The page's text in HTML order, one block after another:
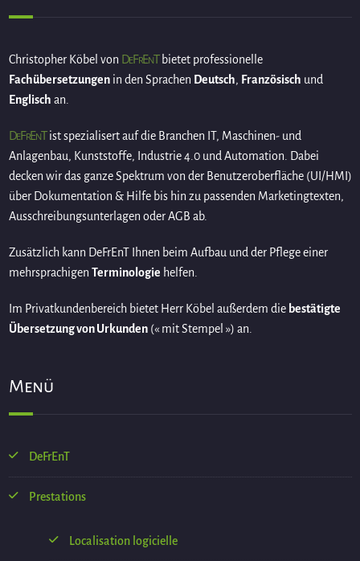
Christopher Köbel von DeFrEnTbietet professionelle
Fachübersetzungenin den Sprachen Deutsch, Französisch und
Englisch an.
DeFrEnTist spezialisert auf die Branchen IT, Maschinen- und
Anlagenbau, Kunststoffe, Industrie 4.0 und Automation. Dabei
decken wir das ganze Spektrum von der Benutzeroberfläche (UI/HMI)
über Dokumentation & Hilfe bis hin zu passenden Marketingtexten,
Ausschreibungsunterlagen oder AGB ab.
Zusätzlich kann DeFrEnT Ihnen beim Aufbau und der Pflege einer
mehrsprachigen Terminologie helfen.
Im Privatkundenbereich bietet Herr Köbel außerdem die bestätigte
Übersetzung von Urkunden(« mit Stempel ») an.
Menü
DeFrEnT
Prestations
Localisation logicielle